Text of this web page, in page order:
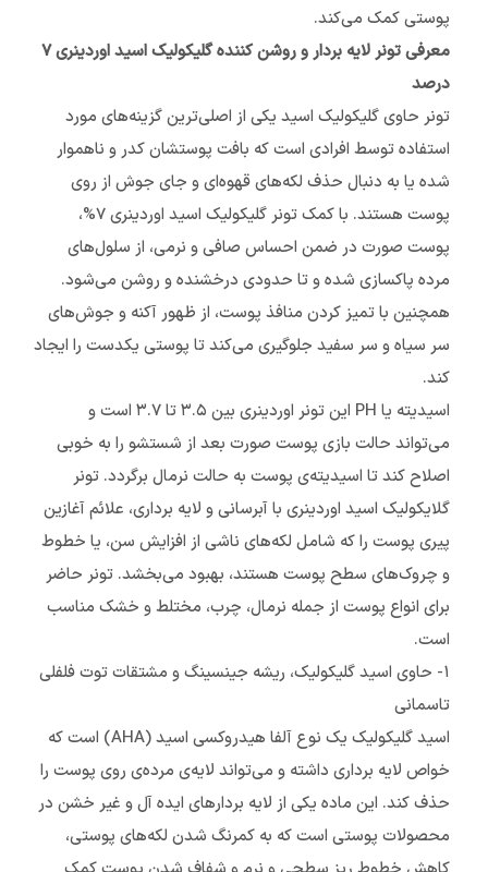
پوستی کمک می‌کند.
معرفی تونر لایه بردار و روشن کننده گلیکولیک اسید اوردینری ۷
درصد
تونر حاوی گلیکولیک اسید یکی از اصلی‌ترین گزینه‌های مورد
استفاده توسط افرادی است که بافت پوستشان کدر و ناهموار
شده یا به دنبال حذف لکه‌های قهوه‌ای و جای جوش از روی
پوست هستند. با کمک تونر گلیکولیک اسید اوردینری 7%،
پوست صورت در ضمن احساس صافی و نرمی، از سلول‌های
مرده پاکسازی شده و تا حدودی درخشنده و روشن می‌شود.
همچنین با تمیز کردن منافذ پوست، از ظهور آکنه و جوش‌های
سر سیاه و سر سفید جلوگیری می‌کند تا پوستی یکدست را ایجاد
کند.
اسیدیته یا PH این تونر اوردینری بین ۳.۵ تا ۳.۷ است و
می‌تواند حالت بازی پوست صورت بعد از شستشو را به خوبی
اصلاح کند تا اسیدیته‌ی پوست به حالت نرمال برگردد. تونر
گلایکولیک اسید اوردینری با آبرسانی و لایه برداری، علائم آغازین
پیری پوست را که شامل لکه‌های ناشی از افزایش سن، یا خطوط
و چروک‌های سطح پوست هستند، بهبود می‌بخشد. تونر حاضر
برای انواع پوست از جمله نرمال، چرب، مختلط و خشک مناسب
است.
۱- حاوی اسید گلیکولیک، ریشه جینسینگ و مشتقات توت فلفلی
تاسمانی
اسید گلیکولیک یک نوع آلفا هیدروکسی اسید (AHA) است که
خواص لایه برداری داشته و می‌تواند لایه‌ی مرده‌ی روی پوست را
حذف کند. این ماده یکی از لایه بردارهای ایده آل و غیر خشن در
محصولات پوستی است که به کمرنگ شدن لکه‌های پوستی،